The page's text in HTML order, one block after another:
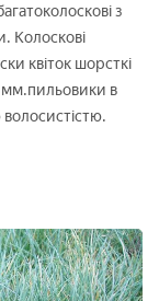
з
Колоскові
квіток шорсткі
мм.пильовики в